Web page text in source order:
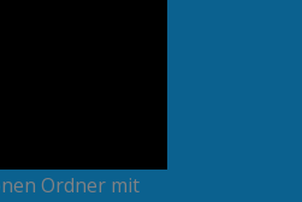
Ordner mit